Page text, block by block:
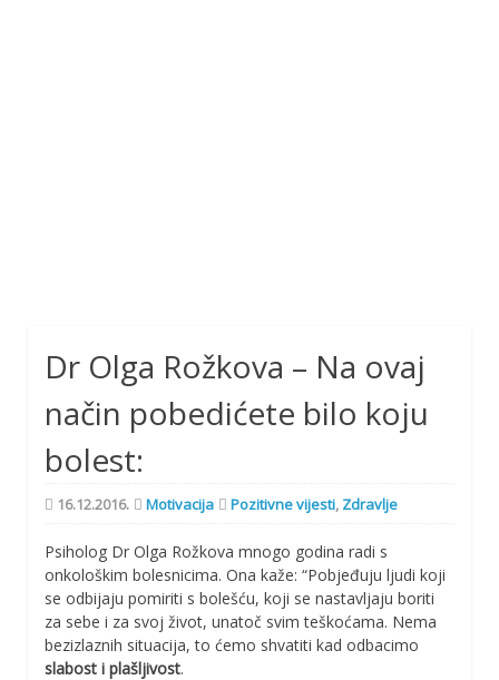
Dr Olga Rožkova – Na ovaj
način pobedićete bilo koju
bolest:
16.12.2016. Motivacija Pozitivne vijesti, Zdravlje
Psiholog Dr Olga Rožkova mnogo godina radi s
onkološkim bolesnicima. Ona kaže: “Pobjeđuju ljudi koji
se odbijaju pomiriti s bolešću, koji se nastavljaju boriti
za sebe i za svoj život, unatoč svim teškoćama. Nema
bezizlaznih situacija, to ćemo shvatiti kad odbacimo
slabost i plašljivost.